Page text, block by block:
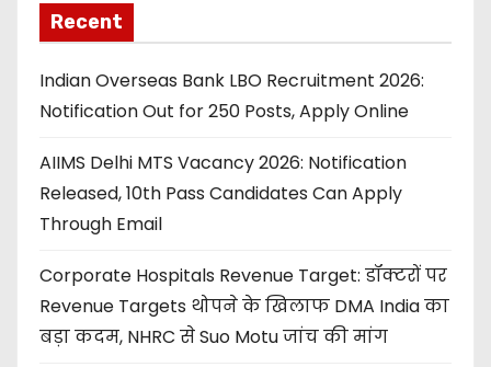
Recent
Indian Overseas Bank LBO Recruitment 2026:
Notification Out for 250 Posts, Apply Online
AIIMS Delhi MTS Vacancy 2026: Notification
Released, 10th Pass Candidates Can Apply
Through Email
Corporate Hospitals Revenue Target: डॉक्टरों पर
Revenue Targets थोपने के खिलाफ DMA India का
बड़ा कदम, NHRC से Suo Motu जांच की मांग